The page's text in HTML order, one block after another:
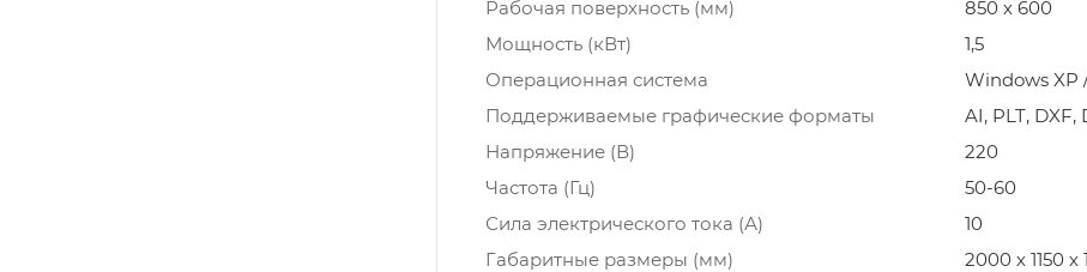
Рабочая поверхность (мм)
850 х 600
Мощность (кВт)
1,5
Операционная система
Windows XP
Поддерживаемые графические форматы
AI, PLT, DXF,
Напряжение (В)
220
Частота (Гц)
50-60
Сила электрического тока (А)
10
Габаритные размеры (мм)
2000 х 1150 х